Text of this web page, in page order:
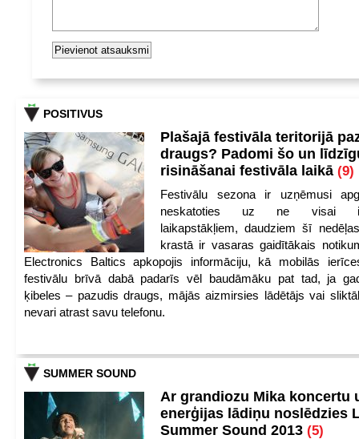
POSITIVUS
Plašajā festivāla teritorijā
draugs? Padomi šo un
risināšanai festivāla laikā (9)
Festivālu sezona ir uzņēmusi
neskatoties uz ne visai
laikapstākļiem, daudziem šī
krastā ir vasaras gaidītākais
Electronics Baltics apkopojis informāciju, kā mobilās
festivālu brīvā dabā padarīs vēl baudāmāku pat tad, ja
ķibeles – pazudis draugs, mājās aizmirsies lādētājs vai
nevari atrast savu telefonu.
SUMMER SOUND
Ar grandiozu Mika koncertu
enerģijas lādiņu noslēdzies
Summer Sound 2013 (5)